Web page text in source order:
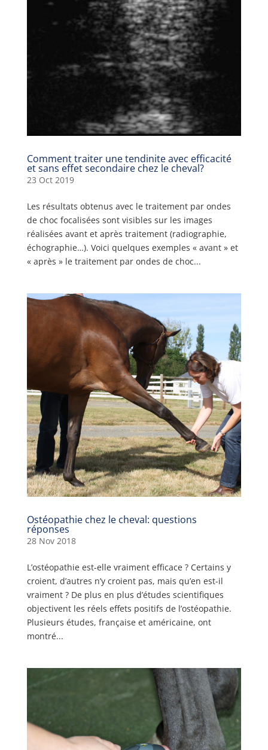
Comment traiter une tendinite avec efficacité
et sans effet secondaire chez le cheval?
23 Oct 2019
Les résultats obtenus avec le traitement par ondes
de choc focalisées sont visibles sur les images
réalisées avant et après traitement (radiographie,
échographie…). Voici quelques exemples « avant » et
« après » le traitement par ondes de choc...
Ostéopathie chez le cheval: questions
réponses
28 Nov 2018
L’ostéopathie est-elle vraiment efficace ? Certains y
croient, d’autres n’y croient pas, mais qu’en est-il
vraiment ? De plus en plus d’études scientifiques
objectivent les réels effets positifs de l’ostéopathie.
Plusieurs études, française et américaine, ont
montré...